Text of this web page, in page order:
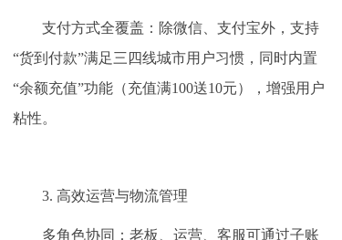
支付方式全覆盖：除微信、支付宝外，支持
“货到付款”满足三四线城市用户习惯，同时内置
“余额充值”功能（充值满100送10元），增强用户
粘性。
3. 高效运营与物流管理
多角色协同：老板、运营、客服可通过子账